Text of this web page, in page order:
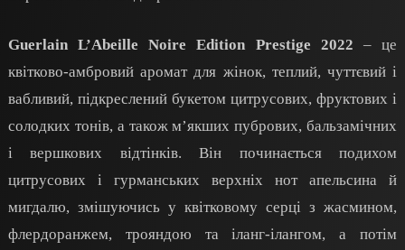
Guerlain L’Abeille Noire Edition Prestige 2022 – це
квітково-амбровий аромат для жінок, теплий, чуттєвий і
вабливий, підкреслений букетом цитрусових, фруктових і
солодких тонів, а також м’якших пубрових, бальзамічних
і вершкових відтінків. Він починається подихом
цитрусових і гурманських верхніх нот апельсина й
мигдалю, змішуючись у квітковому серці з жасмином,
флердоранжем, трояндою та іланг-ілангом, а потім